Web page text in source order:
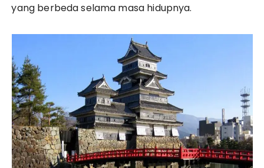
yang berbeda selama masa hidupnya.